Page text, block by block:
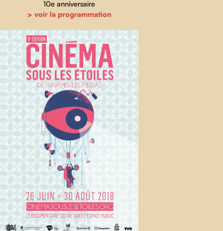
10e anniversaire
> voir la programmation